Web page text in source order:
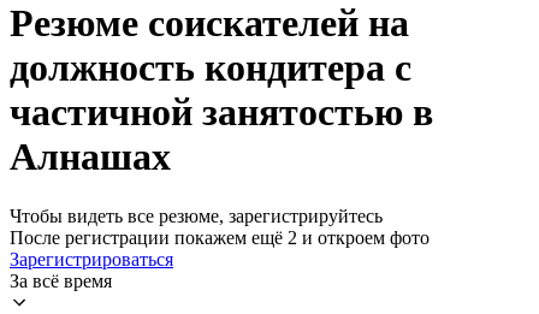
Резюме соискателей на
должность кондитера с
частичной занятостью в
Алнашах
Чтобы видеть все резюме, зарегистрируйтесь
После регистрации покажем ещё 2 и откроем фото
Зарегистрироваться
За всё время